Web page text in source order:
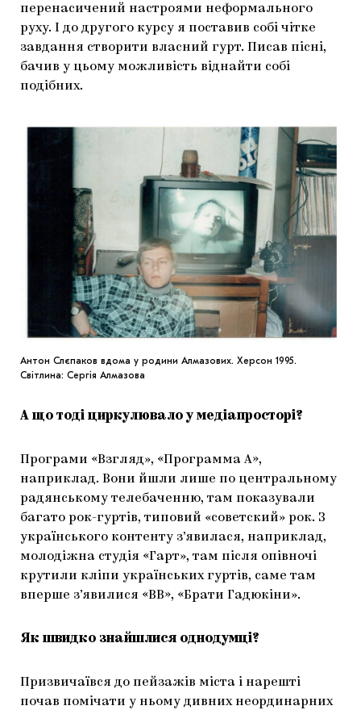
перенасичений настроями неформального
руху. І до другого курсу я поставив собі чітке
завдання створити власний гурт. Писав пісні,
бачив у цьому можливість віднайти собі
подібних.
Антон Слєпаков вдома у родини Алмазових. Херсон 1995.
Світлина: Сергія Алмазова
А що тоді циркулювало у медіапросторі?
Програми «Взгляд», «Программа А»,
наприклад. Вони йшли лише по центральному
радянському телебаченню, там показували
багато рок-гуртів, типовий «советский» рок. З
українського контенту з’явилася, наприклад,
молодіжна студія «Гарт», там після опівночі
крутили кліпи українських гуртів, саме там
вперше з’явилися «ВВ», «Брати Гадюкіни».
Як швидко знайшлися однодумці?
Призвичаївся до пейзажів міста і нарешті
почав помічати у ньому дивних неординарних